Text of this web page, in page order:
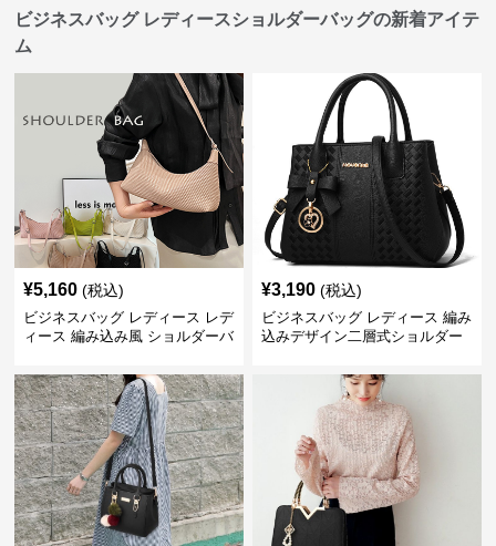
ビジネスバッグ レディースショルダーバッグの新着アイテ
ム
¥5,160 (税込)
ビジネスバッグ レディース レデ
ィース 編み込み風 ショルダーバ
¥3,190 (税込)
ビジネスバッグ レディース 編み
込みデザイン二層式ショルダー